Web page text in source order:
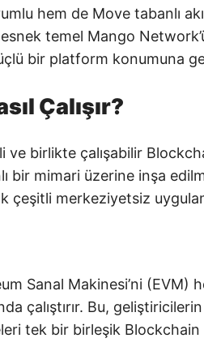
hem de Move tabanlı
temel Mango
bir platform konumuna
Çalışır?
ve birlikte çalışabilir
bir mimari üzerine inşa
çeşitli merkeziyetsiz
Sanal Makinesi’ni (EVM)
çalıştırır. Bu,
tek bir birleşik